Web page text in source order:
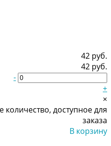
42 руб.
42 руб.
-
+
×
доступное для
заказа
В корзину